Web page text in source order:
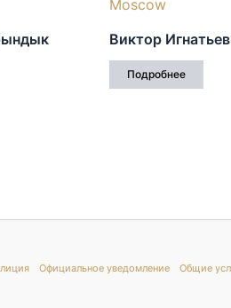
Виктор Игнатьев
Подробнее
Официальное уведомление Общие